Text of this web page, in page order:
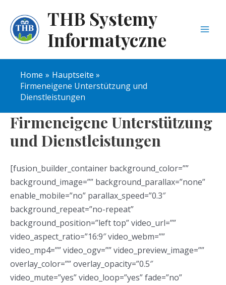
THB Systemy
Informatyczne
Home
Hauptseite
Firmeneigene Unterstützung und
Dienstleistungen
Firmeneigene Unterstützung
und Dienstleistungen
[fusion_builder_container background_color=””
background_image=”” background_parallax=”none”
enable_mobile=”no” parallax_speed=”0.3″
background_repeat=”no-repeat”
background_position=”left top” video_url=””
video_aspect_ratio=”16:9″ video_webm=””
video_mp4=”” video_ogv=”” video_preview_image=””
overlay_color=”” overlay_opacity=”0.5″
video_mute=”yes” video_loop=”yes” fade=”no”